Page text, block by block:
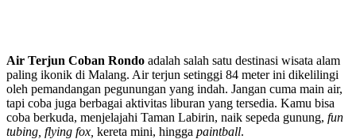
Air Terjun Coban Rondo adalah salah satu destinasi wisata alam
paling ikonik di Malang. Air terjun setinggi 84 meter ini dikelilingi
oleh pemandangan pegunungan yang indah. Jangan cuma main air,
tapi coba juga berbagai aktivitas liburan yang tersedia. Kamu bisa
coba berkuda, menjelajahi Taman Labirin, naik sepeda gunung, fun
tubing, flying fox, kereta mini, hingga paintball.